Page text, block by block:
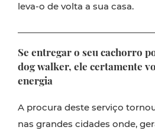
leva-o de volta a sua casa.
Se entregar o seu cachorro
dog walker, ele certamente
energia
A procura deste serviço
nas grandes cidades onde,